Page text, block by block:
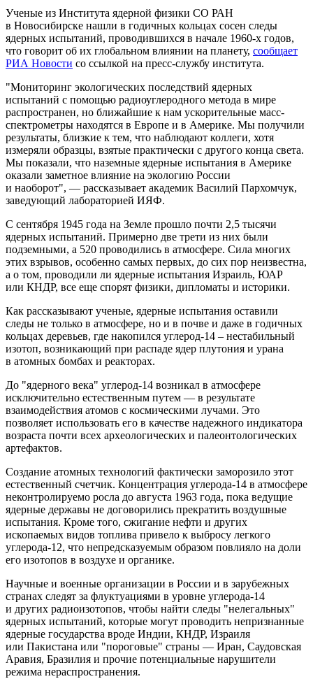
Ученые из Института ядерной физики СО РАН
в Новосибирске нашли в годичных кольцах сосен следы
ядерных испытаний, проводившихся в начале 1960-х годов,
что говорит об их глобальном влиянии на планету, сообщает
РИА Новости со ссылкой на пресс-службу института.
"Мониторинг экологических последствий ядерных
испытаний с помощью радиоуглеродного метода в мире
распространен, но ближайшие к нам ускорительные масс-
спектрометры находятся в Европе и в Америке. Мы получили
результаты, близкие к тем, что наблюдают коллеги, хотя
измеряли образцы, взятые практически с другого конца света.
Мы показали, что наземные ядерные испытания в Америке
оказали заметное влияние на экологию России
и наоборот", — рассказывает академик Василий Пархомчук,
заведующий лабораторией ИЯФ.
С сентября 1945 года на Земле прошло почти 2,5 тысячи
ядерных испытаний. Примерно две трети из них были
подземными, а 520 проводились в атмосфере. Сила многих
этих взрывов, особенно самых первых, до сих пор неизвестна,
а о том, проводили ли ядерные испытания Израиль, ЮАР
или КНДР, все еще спорят физики, дипломаты и историки.
Как рассказывают ученые, ядерные испытания оставили
следы не только в атмосфере, но и в почве и даже в годичных
кольцах деревьев, где накопился углерод-14 – нестабильный
изотоп, возникающий при распаде ядер плутония и урана
в атомных бомбах и реакторах.
До "ядерного века" углерод-14 возникал в атмосфере
исключительно естественным путем — в результате
взаимодействия атомов с космическими лучами. Это
позволяет использовать его в качестве надежного индикатора
возраста почти всех археологических и палеонтологических
артефактов.
Создание атомных технологий фактически заморозило этот
естественный счетчик. Концентрация углерода-14 в атмосфере
неконтролируемо росла до августа 1963 года, пока ведущие
ядерные державы не договорились прекратить воздушные
испытания. Кроме того, сжигание нефти и других
ископаемых видов топлива привело к выбросу легкого
углерода-12, что непредсказуемым образом повлияло на доли
его изотопов в воздухе и органике.
Научные и военные организации в России и в зарубежных
странах следят за флуктуациями в уровне углерода-14
и других радиоизотопов, чтобы найти следы "нелегальных"
ядерных испытаний, которые могут проводить непризнанные
ядерные государства вроде Индии, КНДР, Израиля
или Пакистана или "пороговые" страны — Иран, Саудовская
Аравия, Бразилия и прочие потенциальные нарушители
режима нераспространения.